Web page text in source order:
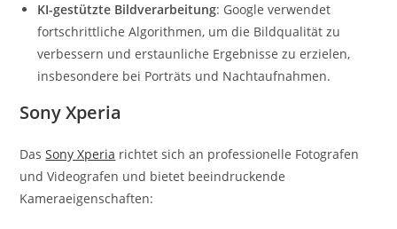
KI-gestützte Bildverarbeitung: Google verwendet
fortschrittliche Algorithmen, um die Bildqualität zu
verbessern und erstaunliche Ergebnisse zu erzielen,
insbesondere bei Porträts und Nachtaufnahmen.
Sony Xperia
DasSony Xperia richtet sich an professionelle Fotografen
und Videografen und bietet beeindruckende
Kameraeigenschaften: